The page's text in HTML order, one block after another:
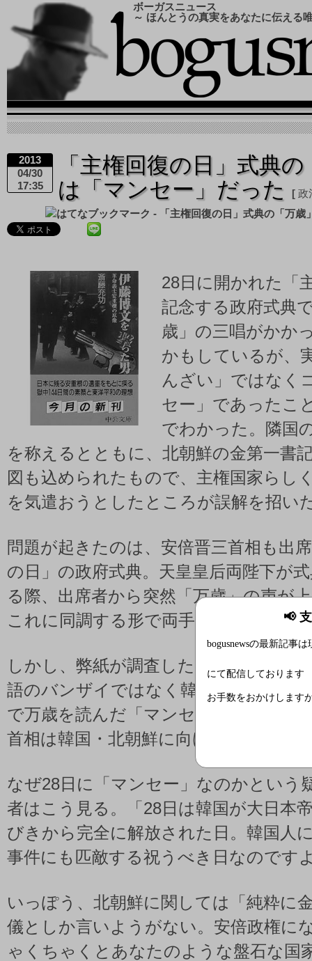
📢
bogusnewsの最新記事は
にて配信しております
お手数をおかけします
ボーガスニュース
～ ほんとうの真実をあなたに伝える
2013
04/30
17:35
「主権回復の日」式典
は「マンセー」だった
政
28日に開かれた「
記念する政府式典
歳」の三唱がかか
かもしているが、
んざい」ではなく
セー」であったこ
でわかった。隣国
を称えるとともに、北朝鮮の金第一書
図も込められたもので、主権国家らし
を気遣おうとしたところが誤解を招い
問題が起きたのは、安倍晋三首相も出
の日」の政府式典。天皇皇后両陛下が
る際、出席者から突然「万歳」の声が
これに同調する形で両手を上げ万歳三
しかし、弊紙が調査したところ実際に
語のバンザイではなく韓国や北朝鮮で
で万歳を読んだ「マンセー」だったと
首相は韓国・北朝鮮に向けて万歳三唱
なぜ28日に「マンセー」なのかという
者はこう見る。「28日は韓国が大日本
びきから完全に解放された日。韓国人
事件にも匹敵する祝うべき日なのです
いっぽう、北朝鮮に関しては「純粋に
儀としか言いようがない。安倍政権に
ゃくちゃくとあなたのような盤石な国